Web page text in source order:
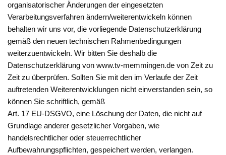
organisatorischer Änderungen der eingesetzten
Verarbeitungsverfahren ändern/weiterentwickeln können
behalten wir uns vor, die vorliegende Datenschutzerklärung
gemäß den neuen technischen Rahmenbedingungen
weiterzuentwickeln. Wir bitten Sie deshalb die
Datenschutzerklärung von www.tv-memmingen.de von Zeit zu
Zeit zu überprüfen. Sollten Sie mit den im Verlaufe der Zeit
auftretenden Weiterentwicklungen nicht einverstanden sein, so
können Sie schriftlich, gemäß
Art. 17 EU-DSGVO, eine Löschung der Daten, die nicht auf
Grundlage anderer gesetzlicher Vorgaben, wie
handelsrechtlicher oder steuerrechtlicher
Aufbewahrungspflichten, gespeichert werden, verlangen.